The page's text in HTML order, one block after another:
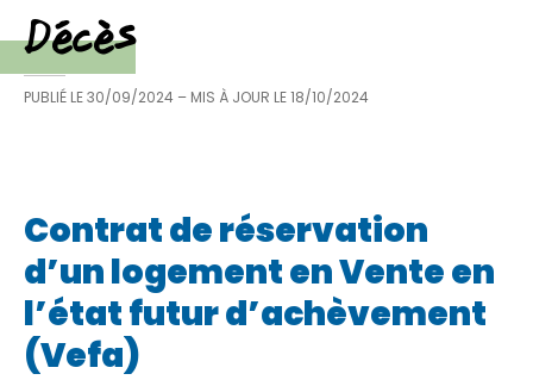
Décès
PUBLIÉ LE30/09/2024 – MIS À JOUR LE18/10/2024
Contrat de réservation
d’un logement en Vente en
l’état futur d’achèvement
(Vefa)